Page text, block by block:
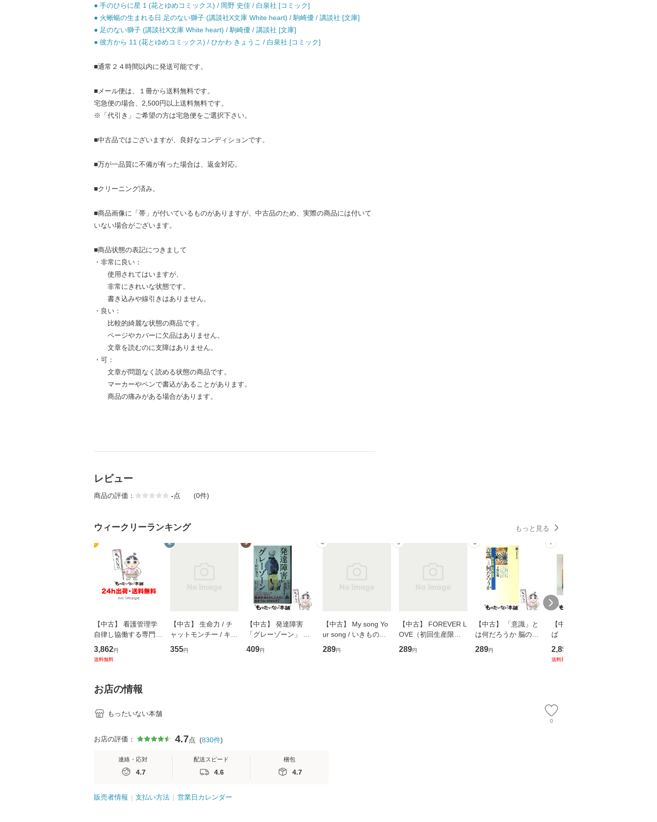
● 手のひらに星 1 (花とゆめコミックス) / 岡野 史佳 / 白泉社 [コミック]
● 火蜥蝪の生まれる日 足のない獅子 (講談社X文庫 White heart) / 駒崎優 / 講談社 [文庫]
● 足のない獅子 (講談社X文庫 White heart) / 駒崎優 / 講談社 [文庫]
● 彼方から 11 (花とゆめコミックス) / ひかわ きょうこ / 白泉社 [コミック]
■通常２４時間以内に発送可能です。
■メール便は、１冊から送料無料です。
宅急便の場合、2,500円以上送料無料です。
※「代引き」ご希望の方は宅急便をご選択下さい。
■中古品ではございますが、良好なコンディションです。
■万が一品質に不備が有った場合は、返金対応。
■クリーニング済み。
■商品画像に「帯」が付いているものがありますが、中古品のため、実際の商品には付いて
いない場合がございます。
■商品状態の表記につきまして
・非常に良い：
使用されてはいますが、
非常にきれいな状態です。
書き込みや線引きはありません。
・良い：
比較的綺麗な状態の商品です。
ページやカバーに欠品はありません。
文章を読むのに支障はありません。
・可：
文章が問題なく読める状態の商品です。
マーカーやペンで書込があることがあります。
商品の痛みがある場合があります。
レビュー
商品の評価： -点 (0件)
ウィークリーランキング もっと見る
1
【中古】 看護管理学
自律し協働する専門職
の看護マネジメントス
キル 改訂第3版 (看護
堂 [単行
3,862円
送料無料
2
【中古】 生命力 / チ
ャットモンチー / キュ
ーンレコード [CD]
【メール便送料無料】
355円
3
【中古】 発達障害
「グレーゾーン」 そ
の正しい理解と克服法
(SB新書 572) / 岡田尊
409円
4
【中古】 My song Yo
ur song / いきものが
かり / [CD]【メール便
送料無料】
289円
5
【中古】 FOREVER L
OVE（初回生産限定
盤） / 清水翔太×加藤
ミリヤ / [CD]【メール
289円
6
【中古】 「意識」と
は何だろうか 脳の来
歴、知覚の錯誤 （講
談社現代新書） / 下条
289円
7
【中古】 耳をすませ
ば 〈2枚組〉 [DVD] /
ブエナ・ビスタ・ホー
ム・エンターテイメン
2,852
送料無料
お店の情報
もったいない本舗
0
お店の評価： 4.7点 (830件)
連絡・応対
4.7
配送スピード
4.6
梱包
4.7
販売者情報 支払い方法 営業日カレンダー